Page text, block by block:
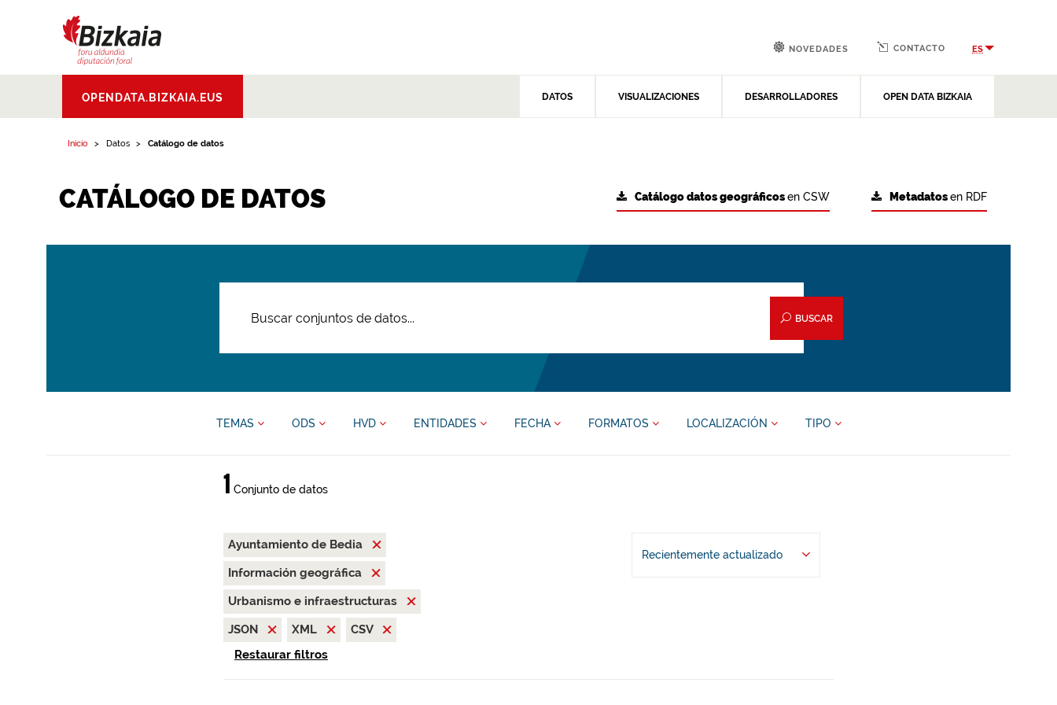
Aldundia.Diputacion
Foral de Bizkaia
OPENDATA.BIZKAIA.EUS DATOS VISUALIZACIONES DESARROLLADORES OPEN DATA BIZKAIA
NOVEDADES CONTACTO ES
Inicio Datos Catálogo de datos
CATÁLOGO DE DATOS Metadatosen RDF
Catálogo datos geográficosen CSW
BUSCAR
TEMAS ODS HVD ENTIDADES FECHA FORMATOS LOCALIZACIÓN TIPO
1 Conjunto de datos
Ayuntamiento de Bedia
Información geográfica
Urbanismo e infraestructuras
JSON
XML
CSV
Restaurar filtros
Recientemente actualizado